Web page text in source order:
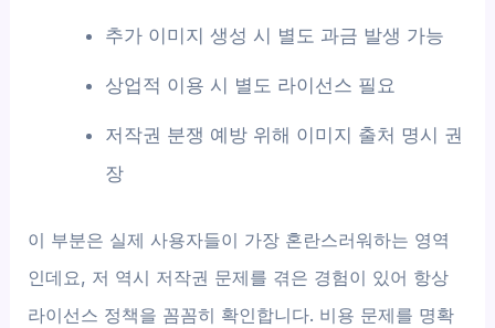
추가 이미지 생성 시 별도 과금 발생 가능
상업적 이용 시 별도 라이선스 필요
저작권 분쟁 예방 위해 이미지 출처 명시 권
장
이 부분은 실제 사용자들이 가장 혼란스러워하는 영역
인데요, 저 역시 저작권 문제를 겪은 경험이 있어 항상
라이선스 정책을 꼼꼼히 확인합니다. 비용 문제를 명확